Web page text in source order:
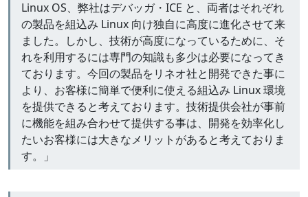
Linux OS、弊社はデバッガ・ICE と、両者はそれぞれ
の製品を組込み Linux 向け独自に高度に進化させて来
ました。しかし、技術が高度になっているために、そ
れを利用するには専門の知識も多少は必要になってき
ております。今回の製品をリネオ社と開発できた事に
より、お客様に簡単で便利に使える組込み Linux 環境
を提供できると考えております。技術提供会社が事前
に機能を組み合わせて提供する事は、開発を効率化し
たいお客様には大きなメリットがあると考えておりま
す。」